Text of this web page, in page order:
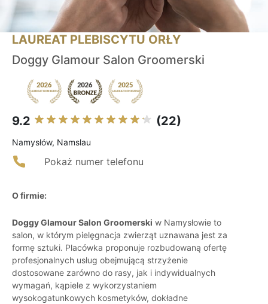
LAUREAT PLEBISCYTU ORŁY
Doggy Glamour Salon Groomerski
9.2 (22)
Namysłów, Namslau
Pokaż numer telefonu
O firmie:
Doggy Glamour Salon Groomerski w Namysłowie to
salon, w którym pielęgnacja zwierząt uznawana jest za
formę sztuki. Placówka proponuje rozbudowaną ofertę
profesjonalnych usług obejmującą strzyżenie
dostosowane zarówno do rasy, jak i indywidualnych
wymagań, kąpiele z wykorzystaniem
wysokogatunkowych kosmetyków, dokładne